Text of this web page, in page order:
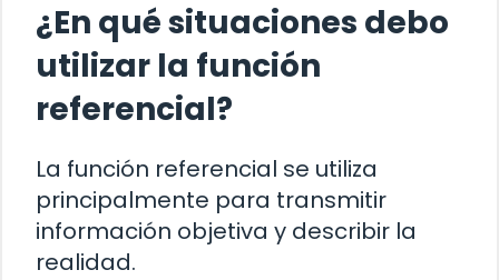
¿En qué situaciones debo
utilizar la función
referencial?
La función referencial se utiliza
principalmente para transmitir
información objetiva y describir la
realidad.